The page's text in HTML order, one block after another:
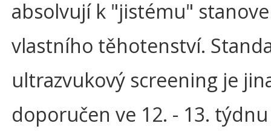
absolvují k "jistému"
vlastního těhotenství.
ultrazvukový screening je
doporučen ve 12. - 13.